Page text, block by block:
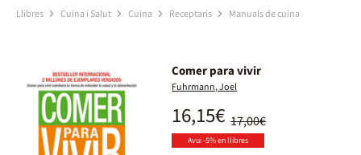
Llibres Cuina i Salut Cuina Receptaris Manuals de cuina
Comer para vivir
Fuhrmann, Joel
17,00€
16,15€
Avui -5% en llibres